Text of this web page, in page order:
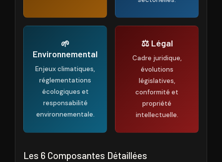
🌱
Environnemental
Enjeux climatiques,
réglementations
écologiques et
responsabilité
environnementale.
⚖️ Légal
Cadre juridique,
évolutions
législatives,
conformité et
propriété
intellectuelle.
Les 6 Composantes Détaillées